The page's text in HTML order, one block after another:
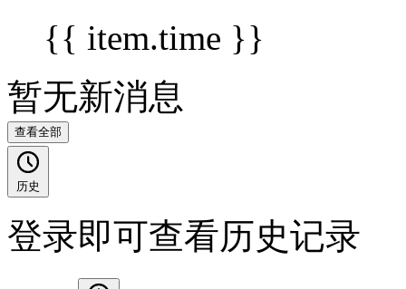
{{ item.time }}
暂无新消息
查看全部
历史
登录即可查看历史记录